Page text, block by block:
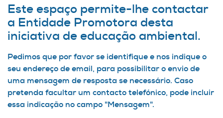
Este espaço permite-lhe contactar
a Entidade Promotora desta
iniciativa de educação ambiental.
Pedimos que por favor se identifique e nos indique o
seu endereço de email, para possibilitar o envio de
uma mensagem de resposta se necessário. Caso
pretenda facultar um contacto telefónico, pode incluir
essa indicação no campo "Mensagem".